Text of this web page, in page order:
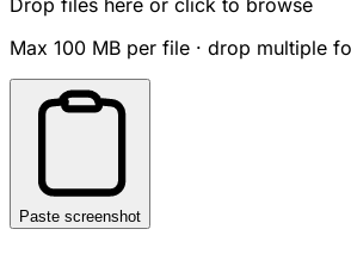
Max 100 MB per file · drop multiple
Paste screenshot